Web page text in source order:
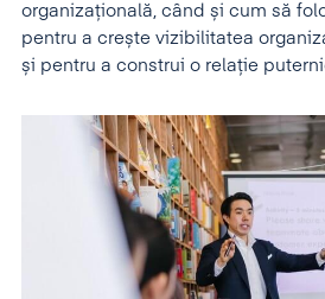
organizațională, când și cum să
pentru a crește vizibilitatea
și pentru a construi o relație